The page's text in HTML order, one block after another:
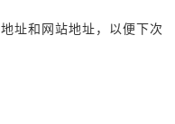
址和网站地址，以便下次